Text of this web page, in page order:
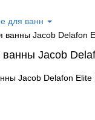
для ванн
ванны Jacob Delafon
Jacob